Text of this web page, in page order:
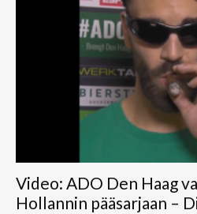
Video: ADO Den Haag
Hollannin pääsarjaan –